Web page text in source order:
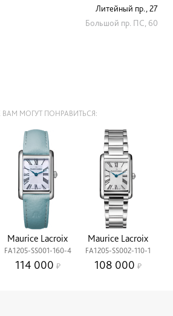
Литейный пр., 27
Большой пр. ПС, 60
ВАМ МОГУТ ПОНРАВИТЬСЯ:
Maurice Lacroix
FA1205-SS001-160-4
114 000
Maurice Lacroix
FA1205-SS002-110-1
108 000